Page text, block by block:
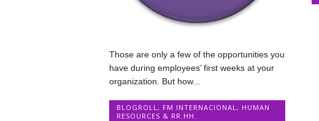
Those are only a few of the opportunities you
have during employees’ first weeks at your
organization. But how...
BLOGROLL, FM INTERNACIONAL, HUMAN
RESOURCES & RR.HH.